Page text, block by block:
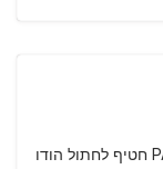
פריסקיז PARTY MIX חטיף לחתול הודו